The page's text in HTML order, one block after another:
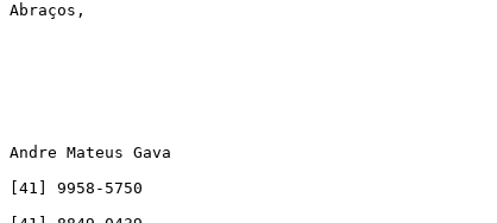
Abraços,
Andre Mateus Gava
[41] 9958-5750